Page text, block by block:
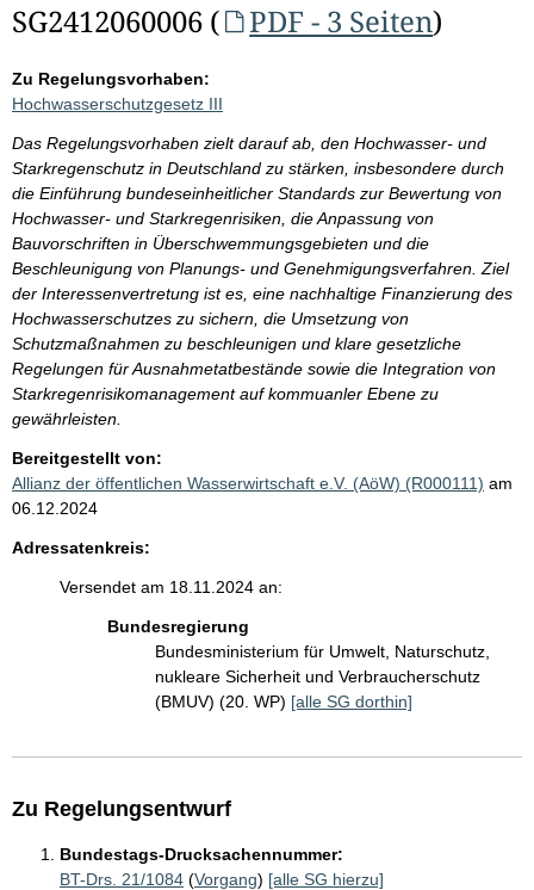
SG2412060006 (
PDF - 3 Seiten)
Zu Regelungsvorhaben:
Hochwasserschutzgesetz III
Das Regelungsvorhaben zielt darauf ab, den Hochwasser- und
Starkregenschutz in Deutschland zu stärken, insbesondere durch
die Einführung bundeseinheitlicher Standards zur Bewertung von
Hochwasser- und Starkregenrisiken, die Anpassung von
Bauvorschriften in Überschwemmungsgebieten und die
Beschleunigung von Planungs- und Genehmigungsverfahren. Ziel
der Interessenvertretung ist es, eine nachhaltige Finanzierung des
Hochwasserschutzes zu sichern, die Umsetzung von
Schutzmaßnahmen zu beschleunigen und klare gesetzliche
Regelungen für Ausnahmetatbestände sowie die Integration von
Starkregenrisikomanagement auf kommuanler Ebene zu
gewährleisten.
Bereitgestellt von:
Allianz der öffentlichen Wasserwirtschaft e.V. (AöW) (R000111) am
06.12.2024
Adressatenkreis:
Versendet am 18.11.2024 an:
Bundesregierung
Bundesministerium für Umwelt, Naturschutz,
nukleare Sicherheit und Verbraucherschutz
(BMUV) (20. WP) [alle SG dorthin]
Zu Regelungsentwurf
Bundestags-Drucksachennummer:
BT-Drs. 21/1084 (Vorgang) [alle SG hierzu]